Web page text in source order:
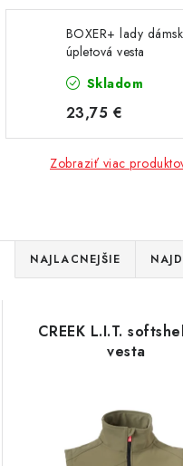
BOXER+ lady
úpletová vesta
Skladom
23,75 €
Zobraziť viac
NAJLACNEJŠIE
CREEK L.I.T.
vesta